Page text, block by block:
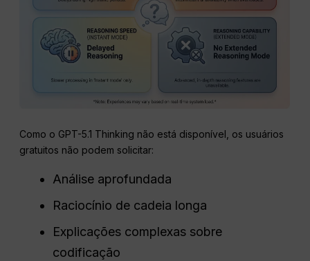
Como o GPT-5.1 Thinking não está disponível, os usuários
gratuitos não podem solicitar:
Análise aprofundada
Raciocínio de cadeia longa
Explicações complexas sobre
codificação